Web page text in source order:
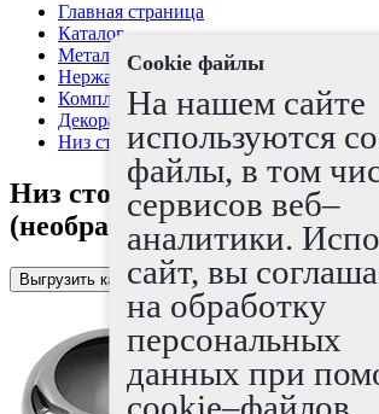
Главная страница
Каталог
Металлопрокат
Нержавеющая сталь
Комплектующие для лестничных
Декоративный низ стойки
Низ стойки квадратный
Низ стойки квадратный
(необработанный)
Выгрузить каталог в Excel
Cookie файлы
На нашем сайте
используются
файлы, в том
сервисов веб–
аналитики.
сайт, вы
на обработку
персональных
данных при